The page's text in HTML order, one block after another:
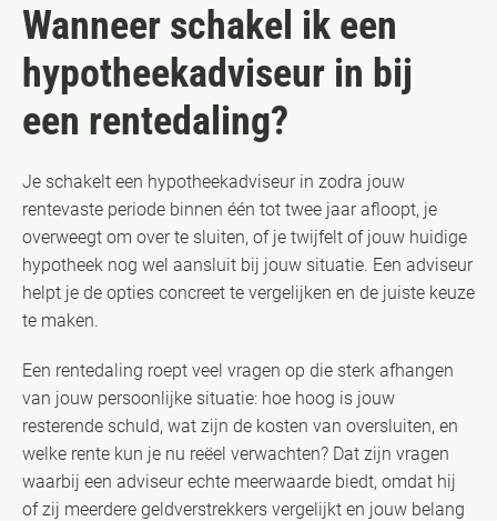
Wanneer schakel ik een
hypotheekadviseur in bij
een rentedaling?
Je schakelt een hypotheekadviseur in zodra jouw
rentevaste periode binnen één tot twee jaar afloopt, je
overweegt om over te sluiten, of je twijfelt of jouw huidige
hypotheek nog wel aansluit bij jouw situatie. Een adviseur
helpt je de opties concreet te vergelijken en de juiste keuze
te maken.
Een rentedaling roept veel vragen op die sterk afhangen
van jouw persoonlijke situatie: hoe hoog is jouw
resterende schuld, wat zijn de kosten van oversluiten, en
welke rente kun je nu reëel verwachten? Dat zijn vragen
waarbij een adviseur echte meerwaarde biedt, omdat hij
of zij meerdere geldverstrekkers vergelijkt en jouw belang